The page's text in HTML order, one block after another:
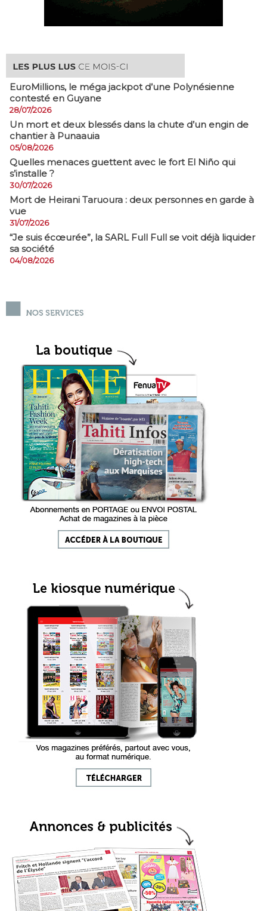
EuroMillions, ​le méga jackpot d’une Polynésienne
contesté en Guyane
28/07/2026
​Un mort et deux blessés dans la chute d’un engin de
chantier à Punaauia
05/08/2026
Quelles menaces guettent avec le fort El Niño qui
s’installe ?
30/07/2026
Mort de Heirani Taruoura : deux personnes en garde à
vue
31/07/2026
​“Je suis écœurée”, la SARL Full Full se voit déjà liquider
sa société
04/08/2026